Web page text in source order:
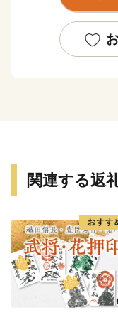
産業が発展する北
皆様からいただき
す。
いただいたご寄附
を超える場合は、
に活用させていた
関連する返